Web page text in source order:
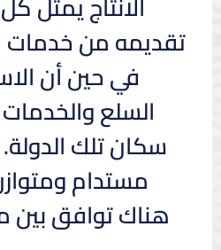
تقديمه من خدمات
في حين أن
السلع
سكان تلك
مستدام
هناك توافق بين